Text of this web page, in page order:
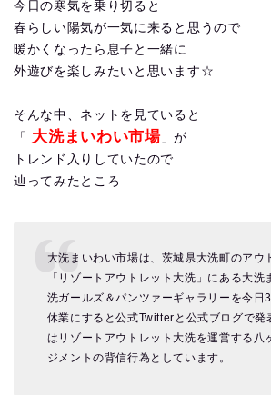
今日の寒気を乗り切ると
春らしい陽気が一気に来ると思うので
暖かくなったら息子と一緒に
外遊びを楽しみたいと思います☆
そんな中、ネットを見ていると
「
大洗まいわい市場」が
トレンド入りしていたので
辿ってみたところ
大洗まいわい市場は、茨城県大洗町のアウ
「リゾートアウトレット大洗」にある大洗
洗ガールズ＆パンツァーギャラリーを今日
休業にすると公式Twitterと公式ブログで発
はリゾートアウトレット大洗を運営する八
ジメントの背信行為としています。